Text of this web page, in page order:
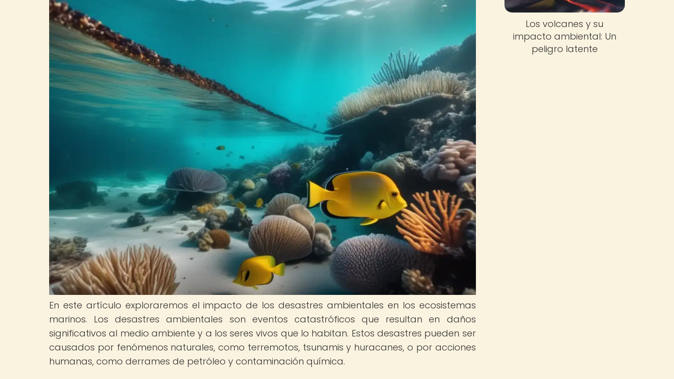
En este artículo exploraremos el impacto de los desastres ambientales en los ecosistemas
marinos. Los desastres ambientales son eventos catastróficos que resultan en daños
significativos al medio ambiente y a los seres vivos que lo habitan. Estos desastres pueden ser
causados por fenómenos naturales, como terremotos, tsunamis y huracanes, o por acciones
humanas, como derrames de petróleo y contaminación química.
Los volcanes y su
impacto ambiental: Un
peligro latente